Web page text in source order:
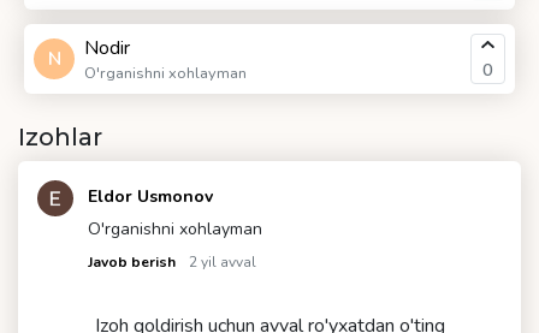
N Nodir
O'rganishni xohlayman 0
Izohlar
Eldor Usmonov
O'rganishni xohlayman
Javob berish 2 yil avval
Izoh qoldirish uchun avval ro'yxatdan o'ting